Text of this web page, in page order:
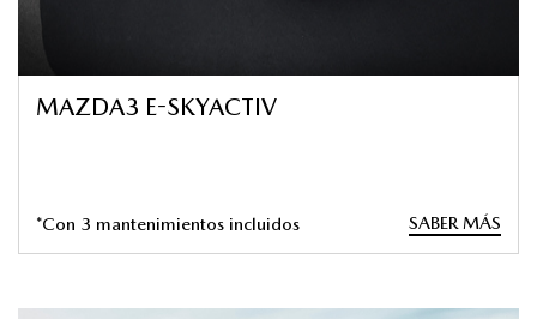
MAZDA3 E-SKYACTIV
*Con 3 mantenimientos incluidos SABER MÁS